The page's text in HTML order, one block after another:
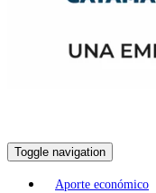
Toggle navigation
Aporte económico